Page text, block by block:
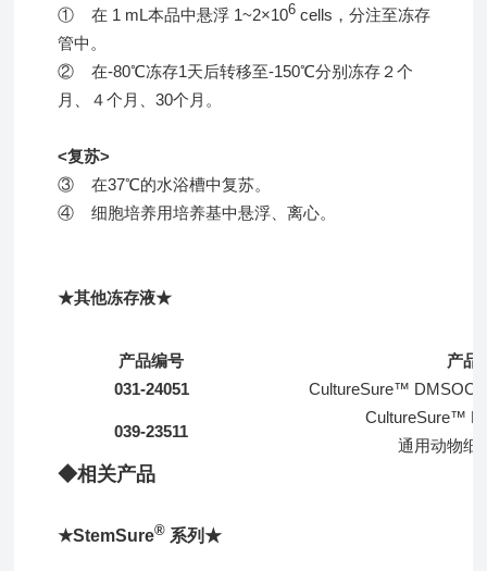
① 在 1 mL本品中悬浮 1~2×106 cells，分注至冻存
管中。
② 在-80℃冻存1天后转移至-150℃分别冻存２个
月、４个月、30个月。
<复苏>
③ 在37℃的水浴槽中复苏。
④ 细胞培养用培养基中悬浮、离心。
★其他冻存液★
产品编号
产品
031-24051
CultureSure™
039-23511
CultureSure™
通用动物细
◆相关产品
★StemSure® 系列★